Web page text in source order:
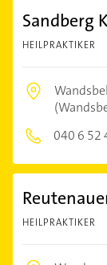
Sandberg
HEILPRAKTIKER
040 6 52
HEILPRAKTIKER